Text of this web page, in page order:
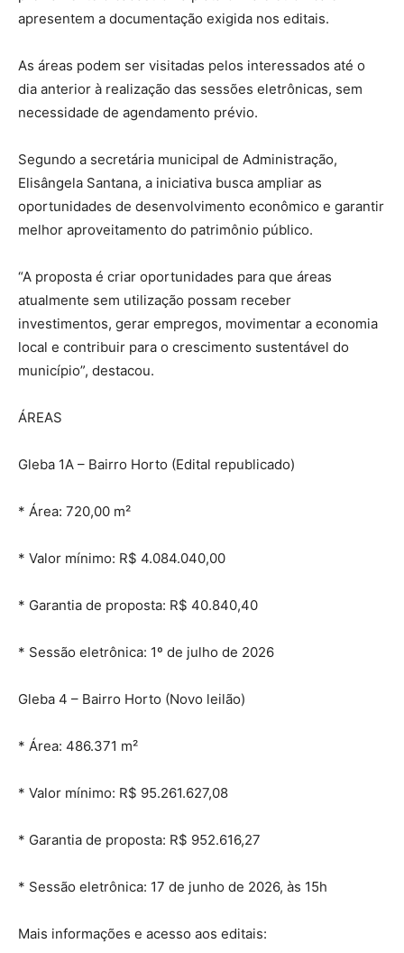
apresentem a documentação exigida nos editais.
As áreas podem ser visitadas pelos interessados até o
dia anterior à realização das sessões eletrônicas, sem
necessidade de agendamento prévio.
Segundo a secretária municipal de Administração,
Elisângela Santana, a iniciativa busca ampliar as
oportunidades de desenvolvimento econômico e garantir
melhor aproveitamento do patrimônio público.
“A proposta é criar oportunidades para que áreas
atualmente sem utilização possam receber
investimentos, gerar empregos, movimentar a economia
local e contribuir para o crescimento sustentável do
município”, destacou.
ÁREAS
Gleba 1A – Bairro Horto (Edital republicado)
* Área: 720,00 m²
* Valor mínimo: R$ 4.084.040,00
* Garantia de proposta: R$ 40.840,40
* Sessão eletrônica: 1º de julho de 2026
Gleba 4 – Bairro Horto (Novo leilão)
* Área: 486.371 m²
* Valor mínimo: R$ 95.261.627,08
* Garantia de proposta: R$ 952.616,27
* Sessão eletrônica: 17 de junho de 2026, às 15h
Mais informações e acesso aos editais: